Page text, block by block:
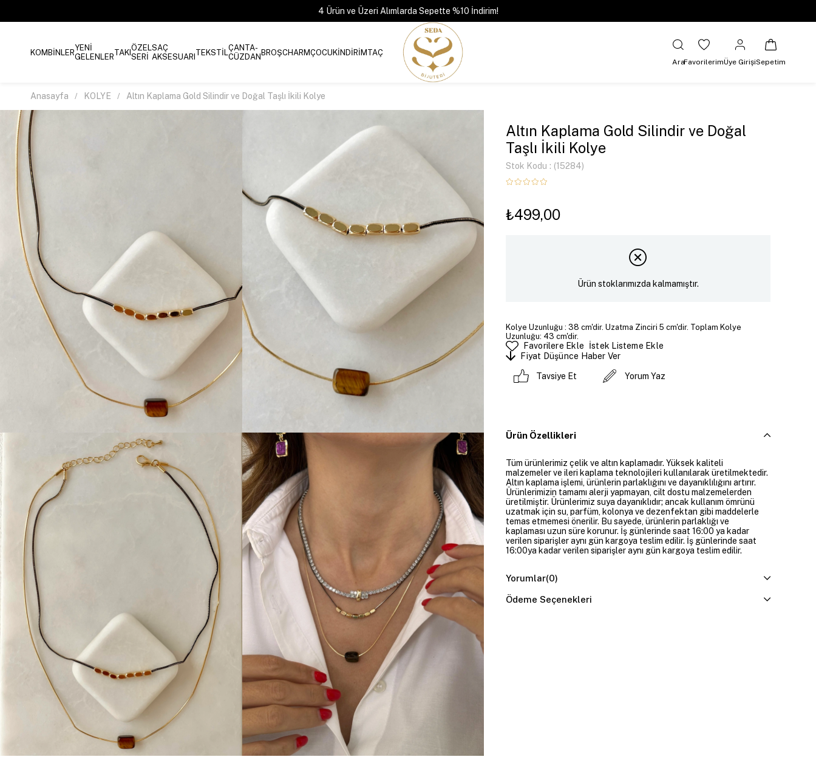
4 Ürün ve Üzeri Alımlarda Sepette %10 İndirim!
KOMBİNLERYENİ
GELENLERTAKIÖZEL
SERİ
SAÇ
AKSESUARI TEKSTİLÇANTA-
CÜZDANBROŞCHARMÇOCUKİNDİRİMTAÇ
AraFavorilerimÜye GirişiSepetim
Anasayfa KOLYE Altın Kaplama Gold Silindir ve Doğal Taşlı İkili Kolye
Altın Kaplama Gold Silindir ve Doğal
Taşlı İkili Kolye
Stok Kodu (15284)
₺499,00
Ürün stoklarımızda kalmamıştır.
Kolye Uzunluğu : 38 cm'dir. Uzatma Zinciri 5 cm'dir. Toplam Kolye
Uzunluğu: 43 cm'dir.
Favorilere Ekle
İstek Listeme Ekle
Fiyat Düşünce Haber Ver
Tavsiye Et Yorum Yaz
Ürün Özellikleri
Tüm ürünlerimiz çelik ve altın kaplamadır. Yüksek kaliteli
malzemeler ve ileri kaplama teknolojileri kullanılarak üretilmektedir.
Altın kaplama işlemi, ürünlerin parlaklığını ve dayanıklılığını artırır.
Ürünlerimizin tamamı alerji yapmayan, cilt dostu malzemelerden
üretilmiştir. Ürünlerimiz suya dayanıklıdır; ancak kullanım ömrünü
uzatmak için su, parfüm, kolonya ve dezenfektan gibi maddelerle
temas etmemesi önerilir. Bu sayede, ürünlerin parlaklığı ve
kaplaması uzun süre korunur. İş günlerinde saat 16:00 ya kadar
verilen siparişler aynı gün kargoya teslim edilir. İş günlerinde saat
16:00ya kadar verilen siparişler aynı gün kargoya teslim edilir.
Yorumlar(0)
Ödeme Seçenekleri